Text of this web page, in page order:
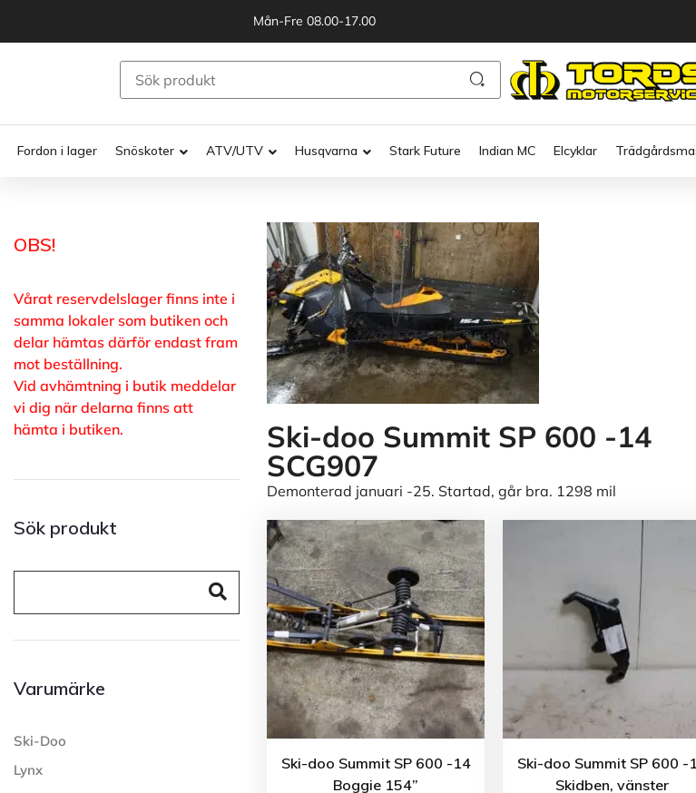
Mån-Fre 08.00-17.00
Fordon i lager Snöskoter ATV/UTV Husqvarna Stark Future Indian MC Elcyklar
OBS!
Vårat reservdelslager finns inte i
samma lokaler som butiken och
delar hämtas därför endast fram
mot beställning.
Vid avhämtning i butik meddelar
vi dig när delarna finns att
hämta i butiken.
Sök produkt
Varumärke
Ski-Doo
Lynx
Ski-doo Summit SP 600 -14
SCG907
Demonterad januari -25. Startad, går bra. 1298 mil
Ski-doo Summit SP 600 -14
Boggie 154”
Ski-doo Summit SP 600 -
Skidben, vänster